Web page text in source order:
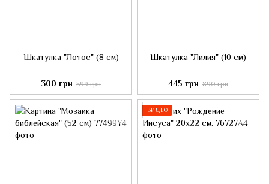
Шкатулка "Лотос" (8 см)
300 грн 599 грн
Шкатулка "Лилия" (10 см)
445 грн 890 грн
ВИДЕО